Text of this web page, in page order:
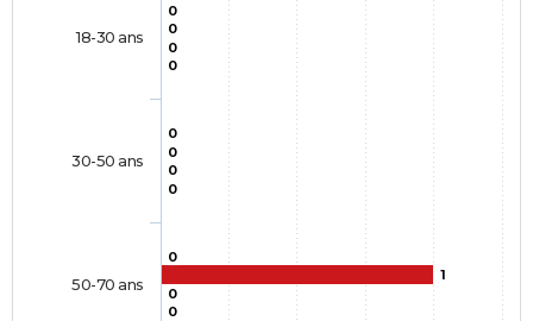
0
0
0
0
0
1
0
0
0
0
0
0
18-30 ans
30-50 ans
50-70 ans